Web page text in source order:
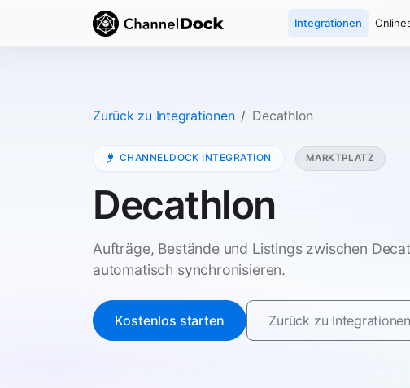
Integrationen
Zurück zu Integrationen Decathlon
CHANNELDOCK INTEGRATION MARKTPLATZ
Decathlon
Aufträge, Bestände und Listings zwischen
automatisch synchronisieren.
Kostenlos starten Zurück zu Integrationen